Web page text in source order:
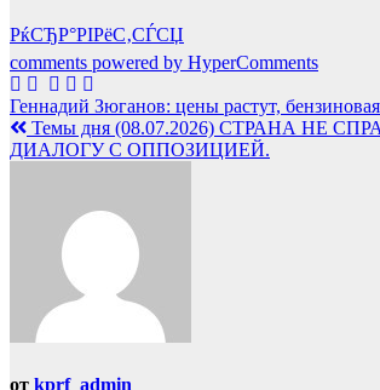
РќСЂР°РІРёС‚СЃСЏ
comments powered by HyperComments
Навигация
по
Геннадий Зюганов: цены растут,
Темы дня (08.07.2026) СТРАНА
ДИАЛОГУ С ОППОЗИЦИЕЙ.
от kprf_admin